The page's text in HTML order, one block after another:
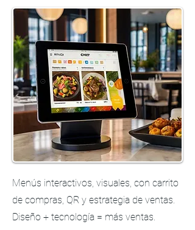
Menús interactivos, visuales, con carrito
de compras, QR y estrategia de ventas.
Diseño + tecnología = más ventas.